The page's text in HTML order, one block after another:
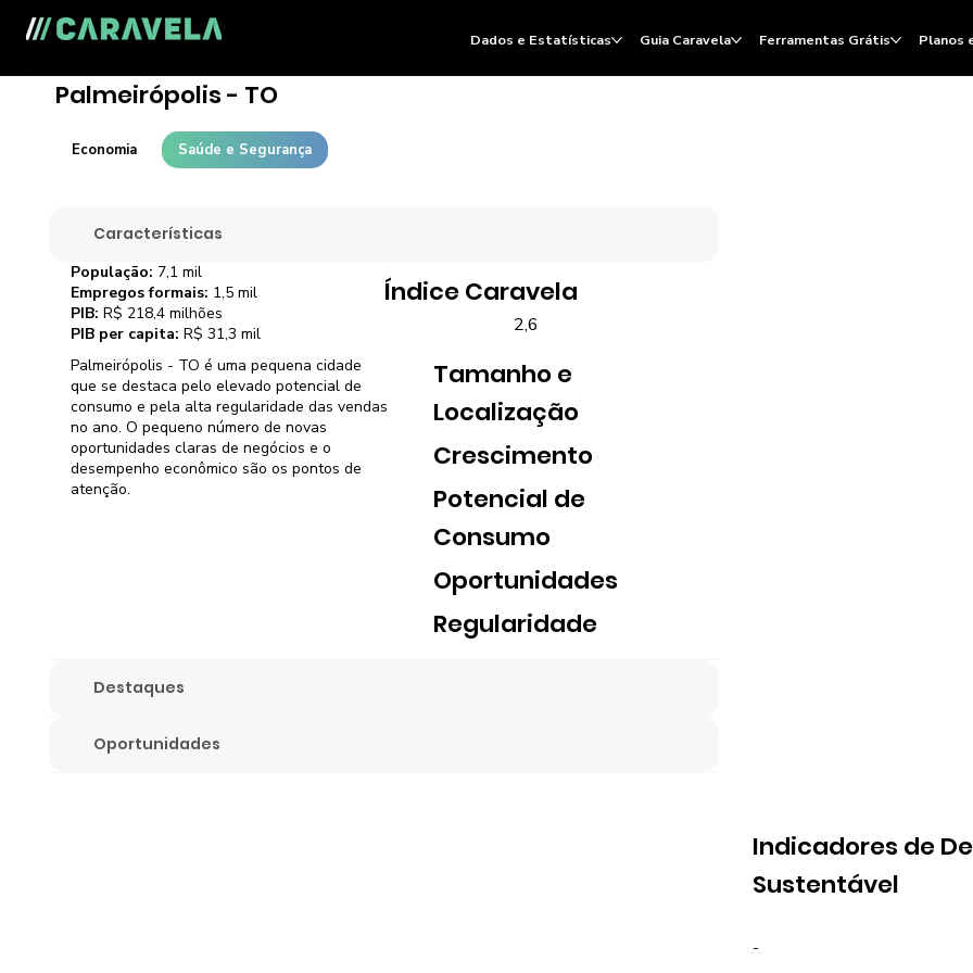
Características
Palmeirópolis - TO é uma pequena cidade
que se destaca pelo elevado potencial de
consumo e pela alta regularidade das vendas
no ano. O pequeno número de novas
oportunidades claras de negócios e o
desempenho econômico são os pontos de
atenção.
Índice Caravela
2,6
Tamanho e
Localização
Crescimento
Potencial de
Consumo
Oportunidades
Regularidade
População: 7,1 mil
Empregos formais: 1,5 mil
PIB: R$ 218,4 milhões
PIB per capita: R$ 31,3 mil
Destaques
Oportunidades
Indicadores de
Sustentável
-
Economia Saúde e Segurança
Palmeirópolis - TO
Dados e Estatísticas Guia Caravela Ferramentas Grátis Planos